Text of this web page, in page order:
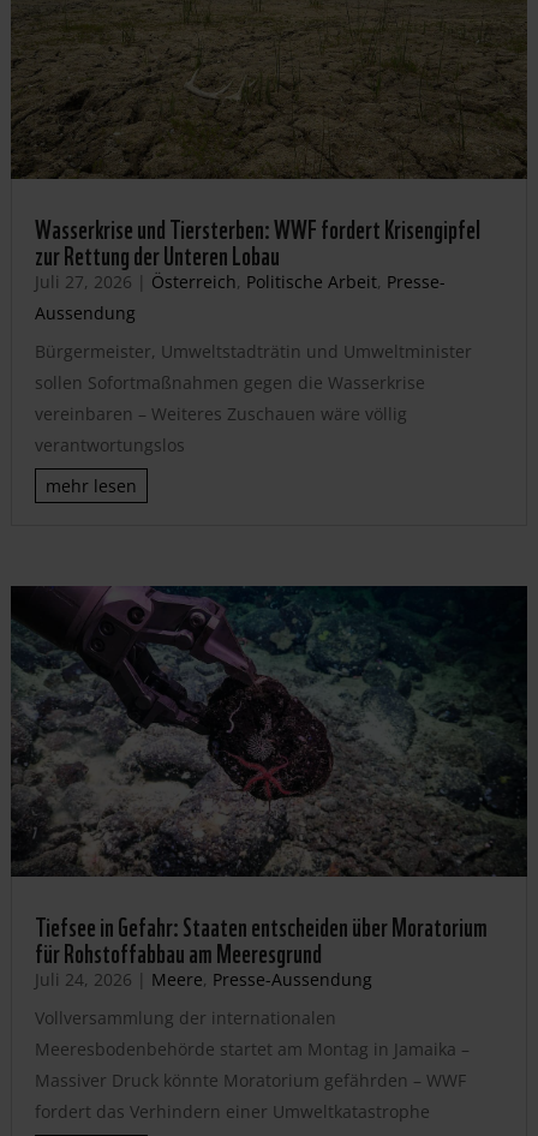
Wasserkrise und Tiersterben: WWF fordert Krisengipfel
zur Rettung der Unteren Lobau
Juli 27, 2026 | Österreich, Politische Arbeit, Presse-
Aussendung
Bürgermeister, Umweltstadträtin und Umweltminister
sollen Sofortmaßnahmen gegen die Wasserkrise
vereinbaren – Weiteres Zuschauen wäre völlig
verantwortungslos
mehr lesen
Tiefsee in Gefahr: Staaten entscheiden über Moratorium
für Rohstoffabbau am Meeresgrund
Juli 24, 2026 | Meere, Presse-Aussendung
Vollversammlung der internationalen
Meeresbodenbehörde startet am Montag in Jamaika –
Massiver Druck könnte Moratorium gefährden – WWF
fordert das Verhindern einer Umweltkatastrophe